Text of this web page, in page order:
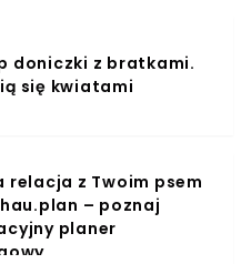
doniczki z bratkami.
się kwiatami
relacja z Twoim psem
– poznaj
planer